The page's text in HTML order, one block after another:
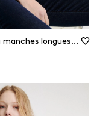
T-shirt à manches longues en jersey crêpe